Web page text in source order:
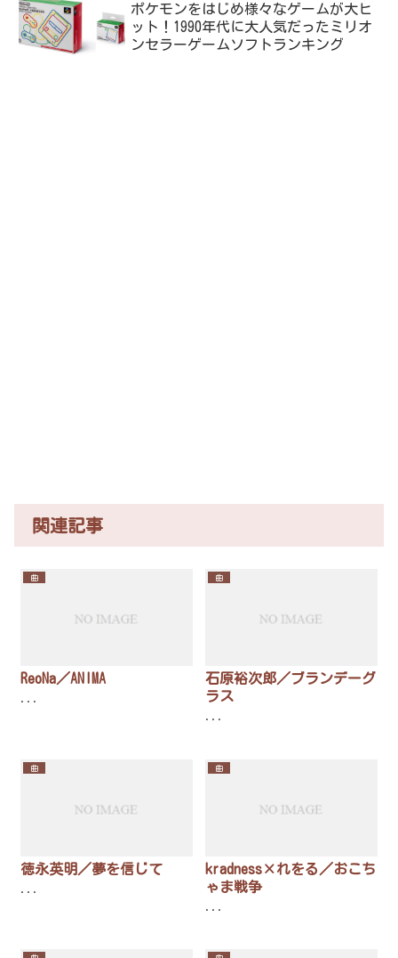
ポケモンをはじめ様々なゲームが大ヒ
ット！1990年代に大人気だったミリオ
ンセラーゲームソフトランキング
関連記事
曲
ReoNa／ANIMA
...
曲
石原裕次郎／ブランデーグ
ラス
...
曲
徳永英明／夢を信じて
曲
kradness×れをる／おこち
ゃま戦争